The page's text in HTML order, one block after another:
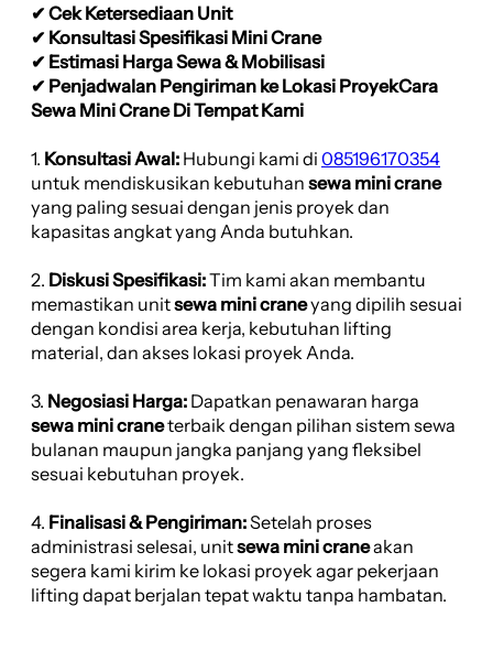
✔ Cek Ketersediaan Unit
✔ Konsultasi Spesifikasi Mini Crane
✔ Estimasi Harga Sewa & Mobilisasi
✔ Penjadwalan Pengiriman ke Lokasi ProyekCara
Sewa Mini Crane Di Tempat Kami
1. Konsultasi Awal: Hubungi kami di 085196170354
untuk mendiskusikan kebutuhan sewa mini crane
yang paling sesuai dengan jenis proyek dan
kapasitas angkat yang Anda butuhkan.
2. Diskusi Spesifikasi:Tim kami akan membantu
memastikan unitsewa mini craneyang dipilih sesuai
dengan kondisi area kerja, kebutuhan lifting
material, dan akses lokasi proyek Anda.
3. Negosiasi Harga: Dapatkan penawaran harga
sewa mini craneterbaik dengan pilihan sistem sewa
bulanan maupun jangka panjang yang fleksibel
sesuai kebutuhan proyek.
4. Finalisasi & Pengiriman:Setelah proses
administrasi selesai, unitsewa mini craneakan
segera kami kirim ke lokasi proyek agar pekerjaan
lifting dapat berjalan tepat waktu tanpa hambatan.